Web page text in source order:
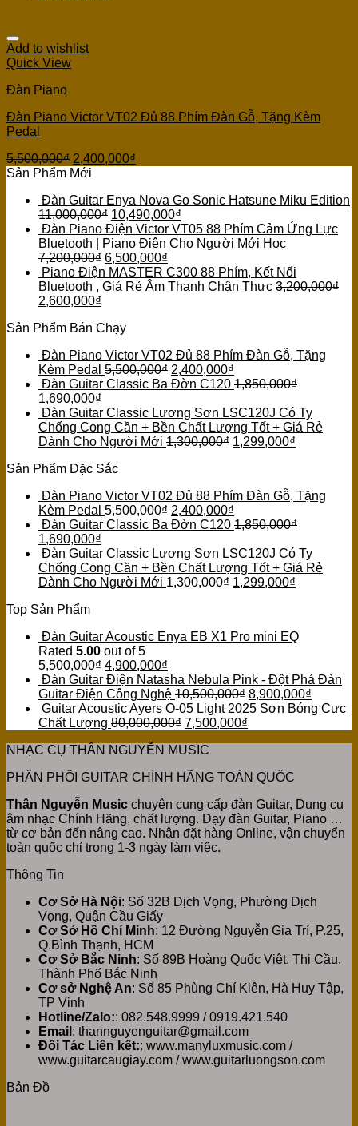
Add to wishlist
Quick View
Đàn Piano
Đàn Piano Victor VT02 Đủ 88 Phím Đàn Gỗ, Tặng Kèm
Pedal
5,500,000₫ 2,400,000₫
Sản Phẩm Mới
Đàn Guitar Enya Nova Go Sonic Hatsune Miku Edition
11,000,000₫ 10,490,000₫
Đàn Piano Điện Victor VT05 88 Phím Cảm Ứng Lực
Bluetooth | Piano Điện Cho Người Mới Học
7,200,000₫ 6,500,000₫
Piano Điện MASTER C300 88 Phím, Kết Nối
Bluetooth , Giá Rẻ Âm Thanh Chân Thực 3,200,000₫
2,600,000₫
Sản Phẩm Bán Chạy
Đàn Piano Victor VT02 Đủ 88 Phím Đàn Gỗ, Tặng
Kèm Pedal 5,500,000₫ 2,400,000₫
Đàn Guitar Classic Ba Đờn C120 1,850,000₫
1,690,000₫
Đàn Guitar Classic Lương Sơn LSC120J Có Ty
Chống Cong Cần + Bền Chất Lượng Tốt + Giá Rẻ
Dành Cho Người Mới 1,300,000₫ 1,299,000₫
Sản Phẩm Đặc Sắc
Đàn Piano Victor VT02 Đủ 88 Phím Đàn Gỗ, Tặng
Kèm Pedal 5,500,000₫ 2,400,000₫
Đàn Guitar Classic Ba Đờn C120 1,850,000₫
1,690,000₫
Đàn Guitar Classic Lương Sơn LSC120J Có Ty
Chống Cong Cần + Bền Chất Lượng Tốt + Giá Rẻ
Dành Cho Người Mới 1,300,000₫ 1,299,000₫
Top Sản Phẩm
Đàn Guitar Acoustic Enya EB X1 Pro mini EQ
Rated 5.00 out of 5
5,500,000₫ 4,900,000₫
Đàn Guitar Điện Natasha Nebula Pink - Đột Phá Đàn
Guitar Điện Công Nghệ 10,500,000₫ 8,900,000₫
Guitar Acoustic Ayers O-05 Light 2025 Sơn Bóng Cực
Chất Lượng 80,000,000₫ 7,500,000₫
NHẠC CỤ THÂN NGUYỄN MUSIC
PHÂN PHỐI GUITAR CHÍNH HÃNG TOÀN QUỐC
Thân Nguyễn Music chuyên cung cấp đàn Guitar, Dụng cụ
âm nhạc Chính Hãng, chất lượng. Dạy đàn Guitar, Piano …
từ cơ bản đến nâng cao. Nhận đặt hàng Online, vận chuyển
toàn quốc chỉ trong 1-3 ngày làm việc.
Thông Tin
Cơ Sở Hà Nội: Số 32B Dịch Vọng, Phường Dịch
Vọng, Quận Cầu Giấy
Cơ Sở Hồ Chí Minh: 12 Đường Nguyễn Gia Trí, P.25,
Q.Bình Thạnh, HCM
Cơ Sở Bắc Ninh: Số 89B Hoàng Quốc Việt, Thị Cầu,
Thành Phố Bắc Ninh
Cơ sở Nghệ An: Số 85 Phùng Chí Kiên, Hà Huy Tập,
TP Vinh
Hotline/Zalo:: 082.548.9999 / 0919.421.540
Email : thannguyenguitar@gmail.com
Đối Tác Liên kết:: www.manyluxmusic.com /
www.guitarcaugiay.com / www.guitarluongson.com
Bản Đồ